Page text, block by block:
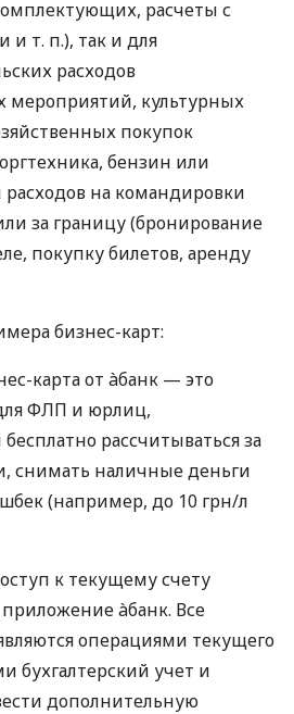
расчеты с
и т. п.), так и для
расходов
мероприятий, культурных
покупок
бензин или
расходов на командировки
за границу (бронирование
покупку билетов, аренду
бизнес-карт:
карта от àбанк — это
ФЛП и юрлиц,
рассчитываться за
снимать наличные деньги
(например, до 10 грн/л
к текущему счету
àбанк. Все
операциями текущего
бухгалтерский учет и
дополнительную